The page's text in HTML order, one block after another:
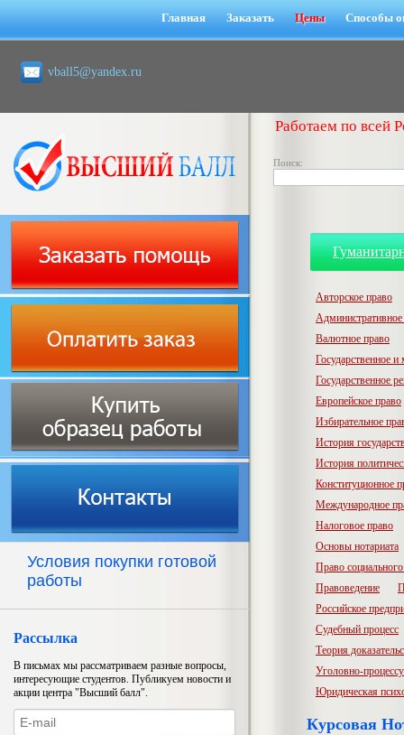
Главная Заказать Цены Способы
vball5@yandex.ru
Работаем по всей
Поиск:
Условия покупки готовой
работы
Рассылка
В письмах мы рассматриваем разные вопросы,
интересующие студентов. Публикуем новости и
акции центра "Высший балл".
Авторское право
Административное
Валютное право
Государственное
Государственное
Европейское право
Избирательное
История
История
Конституционное
Международное
Налоговое право
Основы нотариата
Право
Правоведение
Российское
Судебный процесс
Теория
Уголовно-
Юридическая
Курсовая